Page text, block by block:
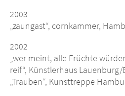
2003
„zaungast“, cornkammer,
2002
„wer meint, alle Früchte
reif“, Künstlerhaus Lauenburg/
„Trauben“, Kunsttreppe